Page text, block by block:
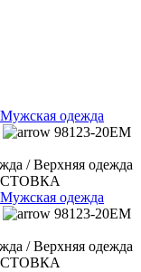
Мужская одежда
98123-20EM
/Верхняя одежда
Мужская одежда
98123-20EM
/Верхняя одежда